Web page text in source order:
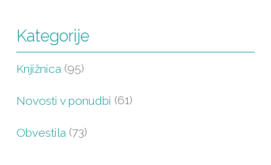
Kategorije
Knjižnica (95)
Novosti v ponudbi (61)
Obvestila (73)